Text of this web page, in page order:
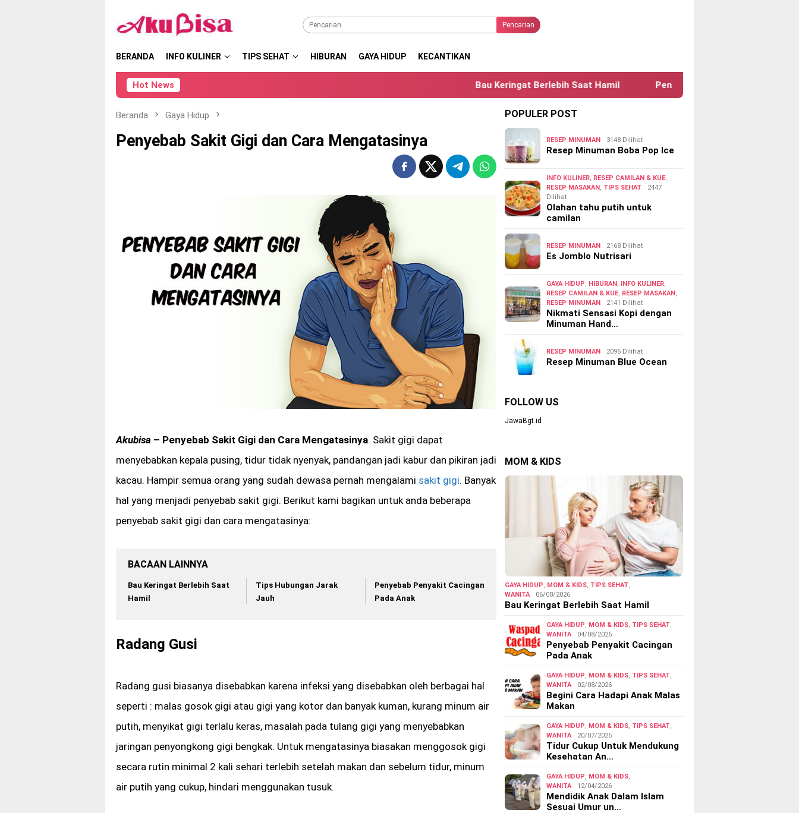
konten
Pencarian
BERANDA INFO KULINER TIPS SEHAT HIBURAN GAYA HIDUP KECANTIKAN
Hot News Bau Keringat Berlebih Saat Hamil Penyebab Penyakit Cacingan Pada Anak
Beranda Gaya Hidup
Penyebab Sakit Gigi dan Cara Mengatasinya
Akubisa – Penyebab Sakit Gigi dan Cara Mengatasinya. Sakit gigi dapat
menyebabkan kepala pusing, tidur tidak nyenyak, pandangan jadi kabur dan pikiran jadi
kacau. Hampir semua orang yang sudah dewasa pernah mengalami sakit gigi. Banyak
hal yang menjadi penyebab sakit gigi. Berikut kami bagikan untuk anda beberapa
penyebab sakit gigi dan cara mengatasinya:
BACAAN LAINNYA
Bau Keringat Berlebih Saat
Hamil
Tips Hubungan Jarak
Jauh
Penyebab Penyakit Cacingan
Pada Anak
Radang Gusi
Radang gusi biasanya disebabkan karena infeksi yang disebabkan oleh berbagai hal
seperti : malas gosok gigi atau gigi yang kotor dan banyak kuman, kurang minum air
putih, menyikat gigi terlalu keras, masalah pada tulang gigi yang menyebabkan
jaringan penyongkong gigi bengkak. Untuk mengatasinya biasakan menggosok gigi
secara rutin minimal 2 kali sehari terlebih setelah makan dan sebelum tidur, minum
air putih yang cukup, hindari menggunakan tusuk.
POPULER POST
RESEP MINUMAN 3148 Dilihat
Resep Minuman Boba Pop Ice
INFO KULINER, RESEP CAMILAN & KUE,
RESEP MASAKAN, TIPS SEHAT
2447
Dilihat
Olahan tahu putih untuk
camilan
RESEP MINUMAN 2168 Dilihat
Es Jomblo Nutrisari
GAYA HIDUP, HIBURAN, INFO KULINER,
RESEP CAMILAN & KUE, RESEP MASAKAN,
RESEP MINUMAN
2141 Dilihat
Nikmati Sensasi Kopi dengan
Minuman Hand…
RESEP MINUMAN 2096 Dilihat
Resep Minuman Blue Ocean
FOLLOW US
JawaBgt.id
MOM & KIDS
GAYA HIDUP, MOM & KIDS, TIPS SEHAT,
WANITA
06/08/2026
Bau Keringat Berlebih Saat Hamil
GAYA HIDUP, MOM & KIDS, TIPS SEHAT,
WANITA
04/08/2026
Penyebab Penyakit Cacingan
Pada Anak
GAYA HIDUP, MOM & KIDS, TIPS SEHAT,
WANITA
02/08/2026
Begini Cara Hadapi Anak Malas
Makan
GAYA HIDUP, MOM & KIDS, TIPS SEHAT,
WANITA
20/07/2026
Tidur Cukup Untuk Mendukung
Kesehatan An…
GAYA HIDUP, MOM & KIDS,
WANITA
12/04/2026
Mendidik Anak Dalam Islam
Sesuai Umur un…